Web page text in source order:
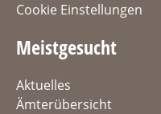
Cookie Einstellungen
Meistgesucht
Aktuelles
Ämterübersicht